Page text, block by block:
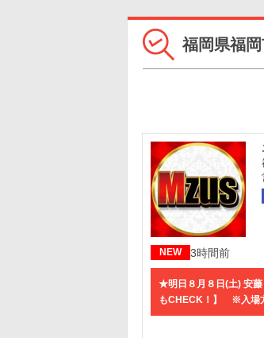
福岡県福
NEW 3時間前
★明日８月８日(土) 安
もCHECK！】 ※入場